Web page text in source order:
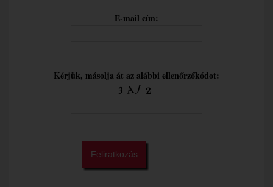
E-mail cím:
Kérjük, másolja át az alábbi ellenőrzőkódot: